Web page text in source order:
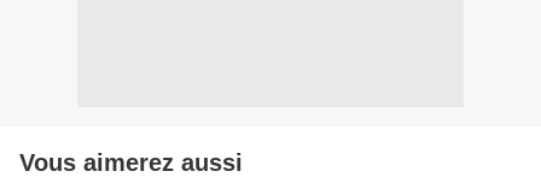
Vous aimerez aussi